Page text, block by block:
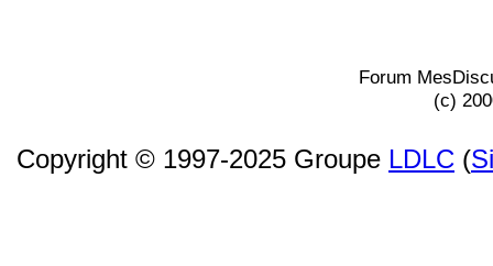
Forum
(c)
Copyright © 1997-2025 Groupe LDLC (